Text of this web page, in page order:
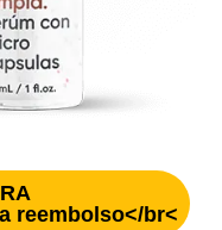
reembolso</br<